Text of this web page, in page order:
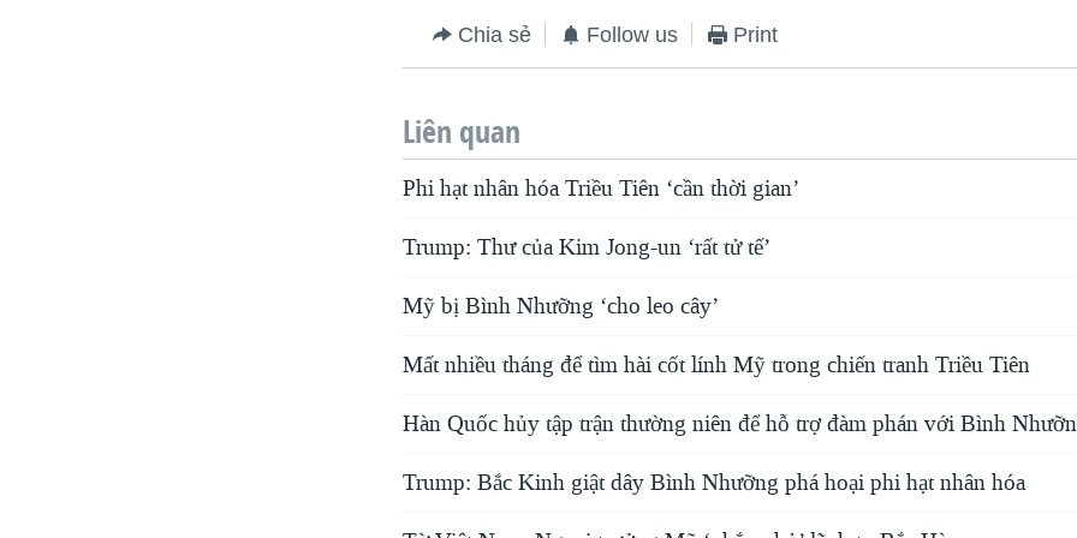
Chia sẻ Follow us Print
Liên quan
Phi hạt nhân hóa Triều Tiên ‘cần thời gian’
Trump: Thư của Kim Jong-un ‘rất tử tế’
Mỹ bị Bình Nhưỡng ‘cho leo cây’
Mất nhiều tháng để tìm hài cốt lính Mỹ trong chiến tranh Triều Tiên
Hàn Quốc hủy tập trận thường niên để hỗ trợ đàm phán với Bình
Trump: Bắc Kinh giật dây Bình Nhưỡng phá hoại phi hạt nhân hóa